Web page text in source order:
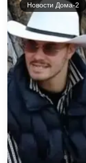
Новости Дома-2